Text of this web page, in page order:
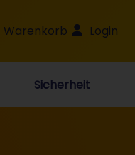
Warenkorb Login
Sicherheit